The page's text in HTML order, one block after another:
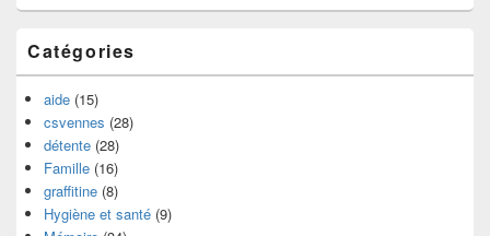
Catégories
aide (15)
csvennes (28)
détente (28)
Famille (16)
graffitine (8)
Hygiène et santé (9)